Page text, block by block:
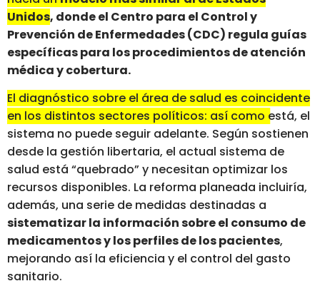
Unidos, donde el Centro para el Control y
Prevención de Enfermedades (CDC) regula guías
específicas para los procedimientos de atención
médica y cobertura.
El diagnóstico sobre el área de salud es coincidente
en los distintos sectores políticos: así como está, el
sistema no puede seguir adelante. Según sostienen
desde la gestión libertaria, el actual sistema de
salud está “quebrado” y necesitan optimizar los
recursos disponibles. La reforma planeada incluiría,
además, una serie de medidas destinadas a
sistematizar la información sobre el consumo de
medicamentos y los perfiles de los pacientes,
mejorando así la eficiencia y el control del gasto
sanitario.